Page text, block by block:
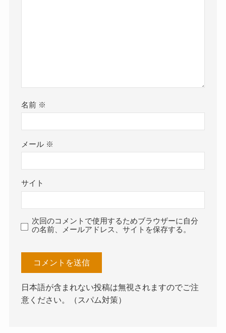
名前 ※
メール ※
サイト
次回のコメントで使用するためブラウザーに自分
の名前、メールアドレス、サイトを保存する。
日本語が含まれない投稿は無視されますのでご注
意ください。（スパム対策）